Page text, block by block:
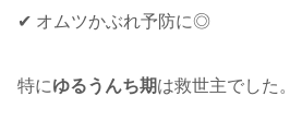
✔ オムツかぶれ予防に◎
特にゆるうんち期は救世主でした。